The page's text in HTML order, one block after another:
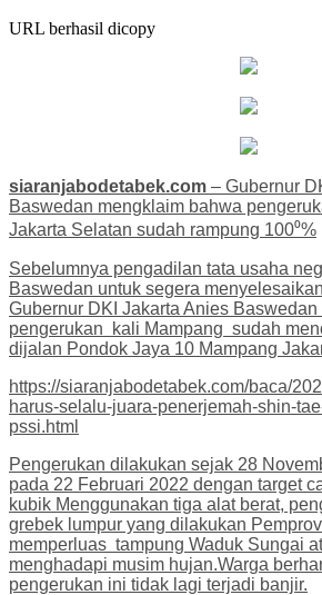
URL berhasil dicopy
siaranjabodetabek.com – Gubernur
Baswedan mengklaim bahwa
Jakarta Selatan sudah rampung 100⁰%
Sebelumnya pengadilan tata usaha
Baswedan untuk segera
Gubernur DKI Jakarta Anies
pengerukan kali Mampang sudah
dijalan Pondok Jaya 10 Mampang
https://siaranjabodetabek.com/baca/
harus-selalu-juara-penerjemah-shin-
pssi.html
Pengerukan dilakukan sejak 28
pada 22 Februari 2022 dengan target
kubik Menggunakan tiga alat berat,
grebek lumpur yang dilakukan
memperluas tampung Waduk Sungai
menghadapi musim hujan.Warga
pengerukan ini tidak lagi terjadi banjir.